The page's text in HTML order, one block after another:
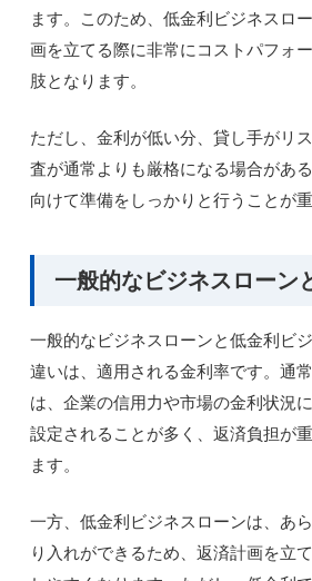
ます。このため、低金利ビジネスロ
画を立てる際に非常にコストパフォ
肢となります。
ただし、金利が低い分、貸し手がリ
査が通常よりも厳格になる場合があ
向けて準備をしっかりと行うことが重
一般的なビジネスローン
一般的なビジネスローンと低金利ビ
違いは、適用される金利率です。通
は、企業の信用力や市場の金利状況
設定されることが多く、返済負担が
ます。
一方、低金利ビジネスローンは、あ
り入れができるため、返済計画を立